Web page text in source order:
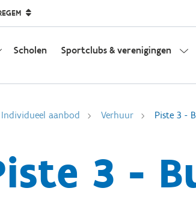
Scholen Sportclubs & verenigingen
Individueel aanbod Verhuur Piste 3 -
3 -